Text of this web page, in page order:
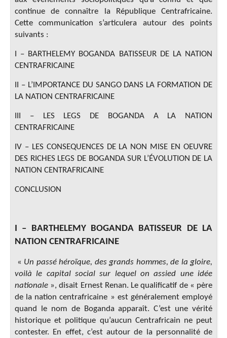
continue de connaître la République Centrafricaine.
Cette communication s’articulera autour des points
suivants :
I – BARTHELEMY BOGANDA BATISSEUR DE LA NATION
CENTRAFRICAINE
II – L’IMPORTANCE DU SANGO DANS LA FORMATION DE
LA NATION CENTRAFRICAINE
III – LES LEGS DE BOGANDA A LA NATION
CENTRAFRICAINE
IV – LES CONSEQUENCES DE LA NON MISE EN OEUVRE
DES RICHES LEGS DE BOGANDA SUR L’ÉVOLUTION DE LA
NATION CENTRAFRICAINE
CONCLUSION
I – BARTHELEMY BOGANDA BATISSEUR DE LA
NATION CENTRAFRICAINE
« Un passé héroïque, des grands hommes, de la gloire,
voilà le capital social sur lequel on assied une idée
nationale », disait Ernest Renan. Le qualificatif de « père
de la nation centrafricaine » est généralement employé
quand le nom de Boganda apparaît. C’est une vérité
historique et politique qu’aucun Centrafricain ne peut
contester. En effet, c’est autour de la personnalité de